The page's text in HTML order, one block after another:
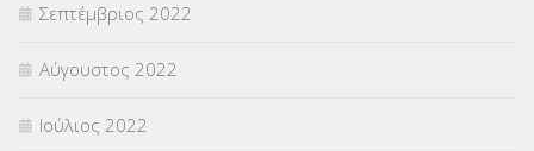
Σεπτέμβριος 2022
Αύγουστος 2022
Ιούλιος 2022